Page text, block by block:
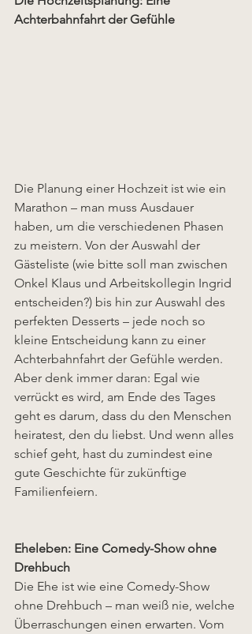
Achterbahnfahrt der Gefühle
Die Planung einer Hochzeit ist wie ein
Marathon – man muss Ausdauer
haben, um die verschiedenen Phasen
zu meistern. Von der Auswahl der
Gästeliste (wie bitte soll man zwischen
Onkel Klaus und Arbeitskollegin Ingrid
entscheiden?) bis hin zur Auswahl des
perfekten Desserts – jede noch so
kleine Entscheidung kann zu einer
Achterbahnfahrt der Gefühle werden.
Aber denk immer daran: Egal wie
verrückt es wird, am Ende des Tages
geht es darum, dass du den Menschen
heiratest, den du liebst. Und wenn alles
schief geht, hast du zumindest eine
gute Geschichte für zukünftige
Familienfeiern.
Eheleben: Eine Comedy-Show ohne
Drehbuch
Die Ehe ist wie eine Comedy-Show
ohne Drehbuch – man weiß nie, welche
Überraschungen einen erwarten. Vom